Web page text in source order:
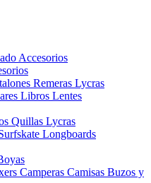
Accesorios
Remeras Lycras
Libros Lentes
Quillas Lycras
Longboards
Camperas Camisas Buzos y